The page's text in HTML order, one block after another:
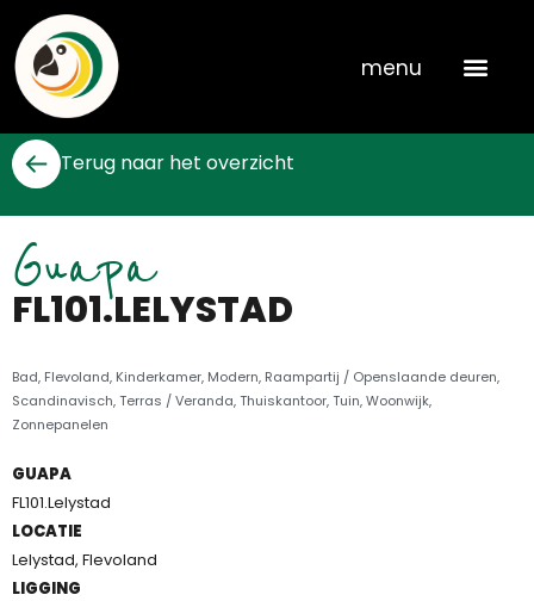
content
menu
Terug naar het overzicht
Guapa
FL101.LELYSTAD
Bad, Flevoland, Kinderkamer, Modern, Raampartij / Openslaande deuren,
Scandinavisch,Terras / Veranda,Thuiskantoor,Tuin,Woonwijk,
Zonnepanelen
GUAPA
FL101.Lelystad
LOCATIE
Lelystad, Flevoland
LIGGING